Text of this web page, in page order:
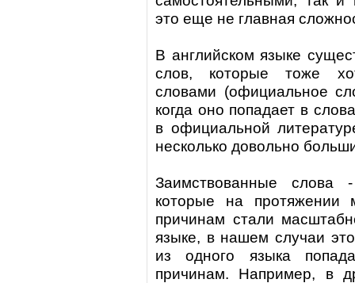
это еще не главная
В английском языке
слов, которые тоже
словами (официальное
когда оно попадает в
в официальной
несколько довольно
Заимствованные слова
которые на протяжении
причинам стали
языке, в нашем случаи
из одного языка
причинам. Например, в